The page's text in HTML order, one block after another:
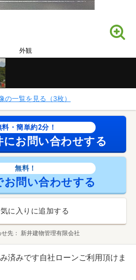
外観
の一覧を見る（3枚）
料・簡単約2分！
にお問い合わせする
無料！
お問い合わせする
に入りに追加する
せ先 新井建物管理有限会社
済みです自社ローンご利用頂けま